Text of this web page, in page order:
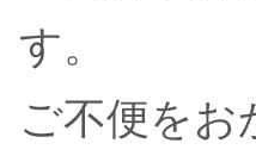
す。
ご不便を